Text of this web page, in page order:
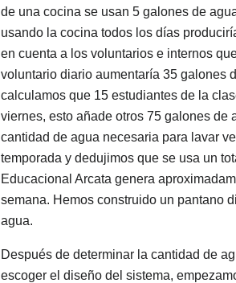
de una cocina se usan 5 galones de
usando la cocina todos los días
en cuenta a los voluntarios e internos
voluntario diario aumentaría 35 galones
calculamos que 15 estudiantes de la
viernes, esto añade otros 75 galones de
cantidad de agua necesaria para lavar
temporada y dedujimos que se usa un
Educacional Arcata genera
semana. Hemos construido un pantano
agua.
Después de determinar la cantidad de
escoger el diseño del sistema,